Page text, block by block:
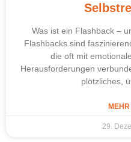
Was ist ein Flashback –
Flashbacks sind
die oft mit
Herausforderungen
plötzliches,
29.